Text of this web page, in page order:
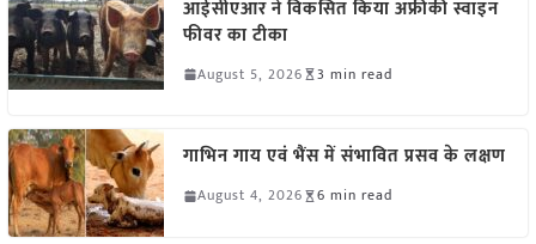
आईसीएआर ने विकसित किया अफ्रीकी स्वाइन
फीवर का टीका
August 5, 2026 3 min read
गाभिन गाय एवं भैंस में संभावित प्रसव के लक्षण
August 4, 2026 6 min read